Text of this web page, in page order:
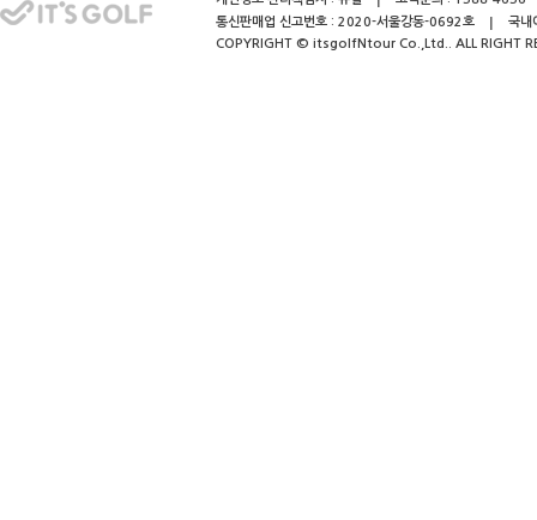
통신판매업 신고번호 : 2020-서울강동-0692호
국내
COPYRIGHT © itsgolfNtour Co.,Ltd.. ALL RIGHT